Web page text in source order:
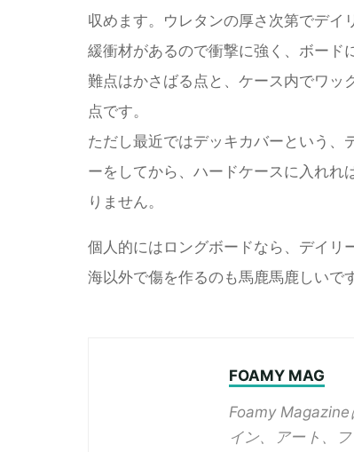
収めます。ウレタンの厚さ次第でデイ
緩衝材があるので衝撃に強く、ボード
難点はかさばる点と、ケース内でワッ
点です。
ただし最近ではデッキカバーという、
ーをしてから、ハードケースに入れれ
りません。
個人的にはロングボードなら、デイリ
海以外で傷を作るのも馬鹿馬鹿しいで
FOAMY MAG
Foamy Magazine
イン、アート、